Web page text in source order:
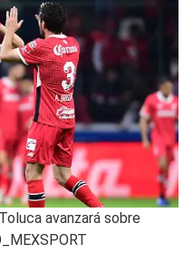
avanzará sobre